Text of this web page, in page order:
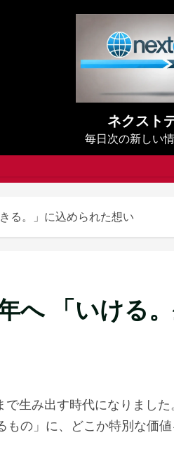
ネクスト
毎日次の新しい
る。」に込められた想い
へ 「いける。
生み出す時代になりました。
の」に、どこか特別な価